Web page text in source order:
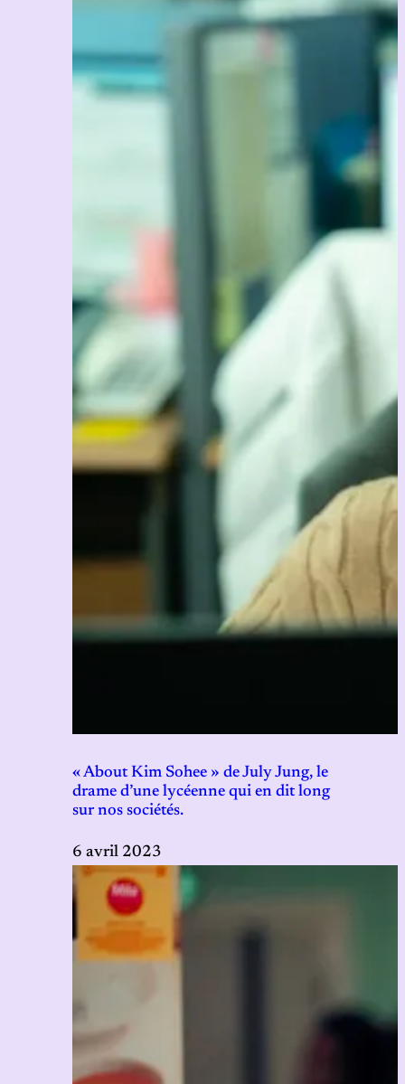
« About Kim Sohee » de July Jung, le
drame d’une lycéenne qui en dit long
sur nos sociétés.
6 avril 2023